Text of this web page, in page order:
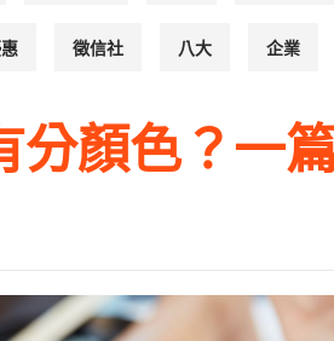
企業
八大
徵信社
分顏色？一